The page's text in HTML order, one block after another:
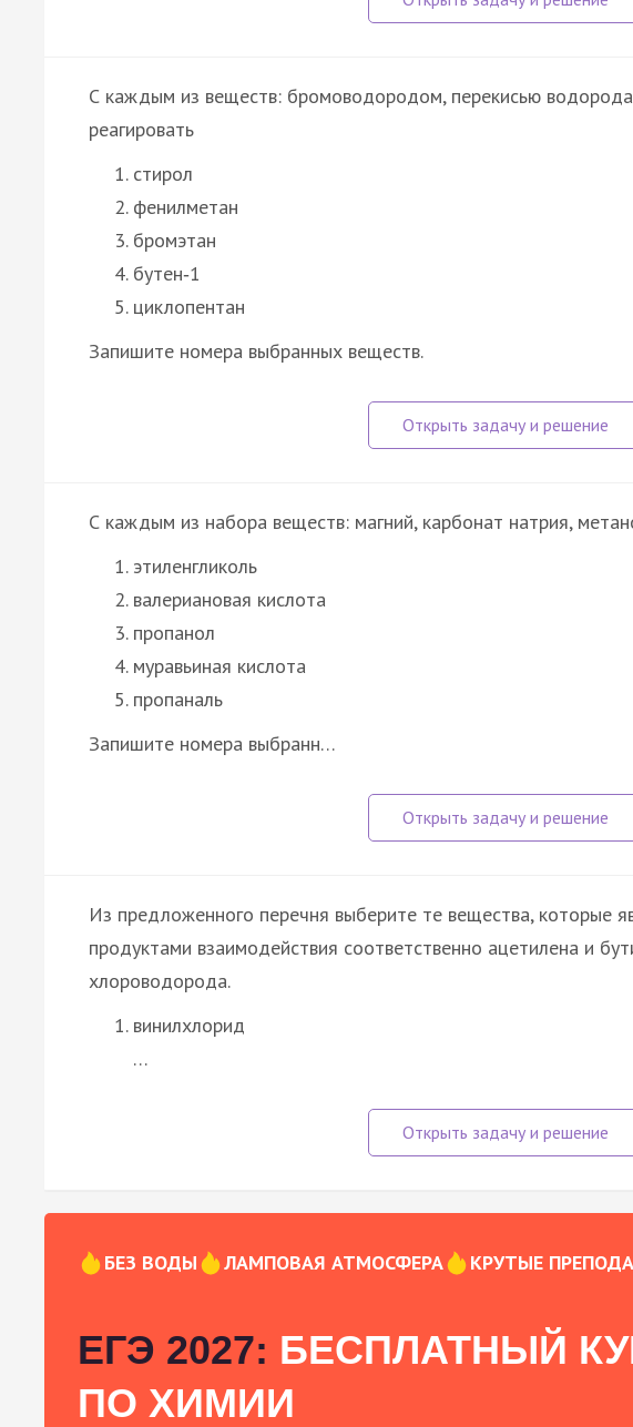
С каждым из веществ: бромоводородом, перекисью
реагировать
стирол
фенилметан
бромэтан
бутен‑1
циклопентан
Запишите номера выбранных веществ.
С каждым из набора веществ: магний, карбонат натрия,
этиленгликоль
валериановая кислота
пропанол
муравьиная кислота
пропаналь
Запишите номера выбранн…
Из предложенного перечня выберите те вещества, которые
продуктами взаимодействия соответственно ацетилена и
хлороводорода.
винилхлорид
…
БЕЗ ВОДЫ ЛАМПОВАЯ АТМОСФЕРА КРУТЫЕ
ЕГЭ 2027: БЕСПЛАТНЫЙ
ПО ХИМИИ